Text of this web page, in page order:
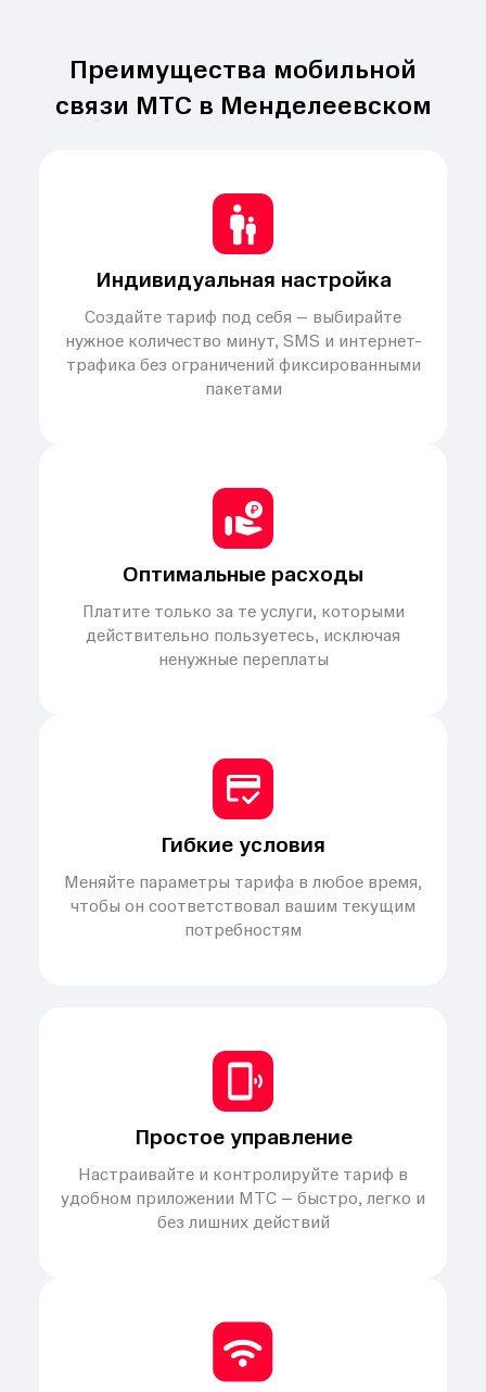
Преимущества мобильной
связи МТС в Менделеевском
Индивидуальная настройка
Создайте тариф под себя – выбирайте
нужное количество минут, SMS и интернет-
трафика без ограничений фиксированными
пакетами
Оптимальные расходы
Платите только за те услуги, которыми
действительно пользуетесь, исключая
ненужные переплаты
Гибкие условия
Меняйте параметры тарифа в любое время,
чтобы он соответствовал вашим текущим
потребностям
Простое управление
Настраивайте и контролируйте тариф в
удобном приложении МТС – быстро, легко и
без лишних действий